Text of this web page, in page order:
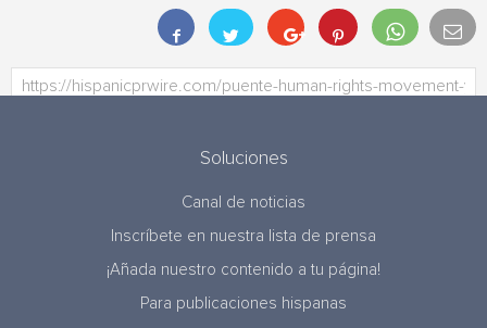
Soluciones
Canal de noticias
Inscríbete en nuestra lista de prensa
¡Añada nuestro contenido a tu página!
Para publicaciones hispanas